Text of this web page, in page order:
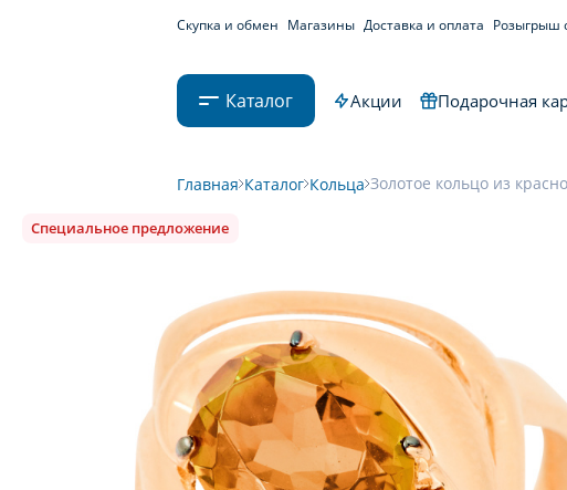
Скупка и обмен Магазины Доставка и оплата Розыгрыш
Каталог Акции Подарочная
Главная Каталог Кольца Золотое кольцо из
Специальное предложение